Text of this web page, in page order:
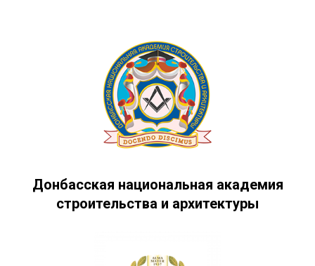
Донбасская национальная академия
строительства и архитектуры